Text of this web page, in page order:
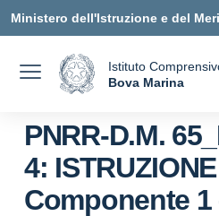
Ministero dell'Istruzione e del
Istituto
Bova Marina
PNRR-D.M.
4:
Componente 1